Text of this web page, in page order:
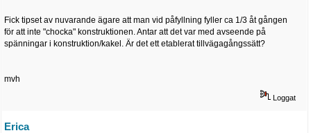
Fick tipset av nuvarande ägare att man vid påfyllning fyller ca 1/3 åt gången
för att inte "chocka" konstruktionen. Antar att det var med avseende på
spänningar i konstruktion/kakel. Är det ett etablerat tillvägagångssätt?
mvh
Loggat
Erica